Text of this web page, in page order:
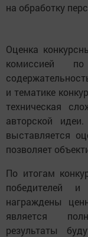
на обработку
Оценка
комиссией
и тематике
техническая
авторской
выставляется
позволяет
По итогам
победителей
награждены
является
результаты